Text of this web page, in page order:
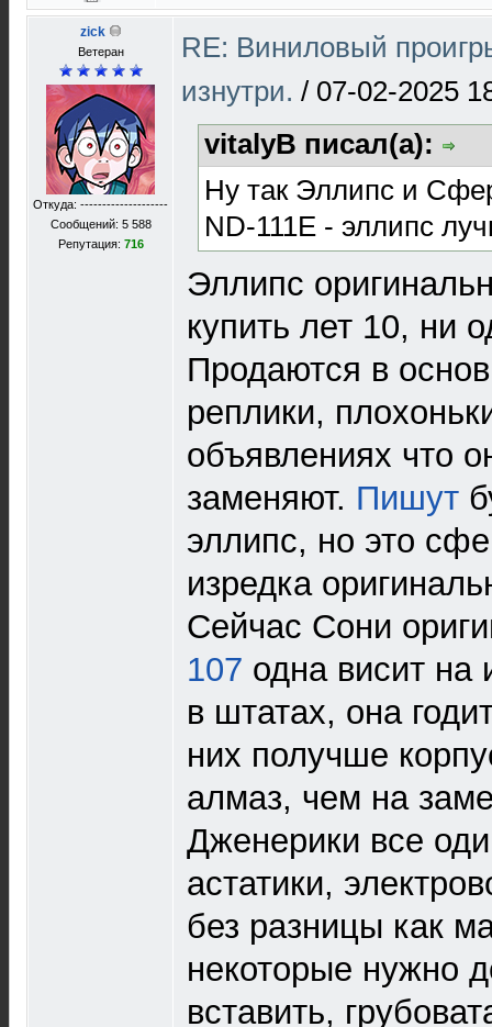
zick
Ветеран
Откуда: --------------------
Сообщений: 5 588
Репутация: 716
RE: Виниловый
изнутри. / 07-02-2025
vitalyB писал(а):
Ну так Эллипс и
ND-111E - эллипс
Эллипс
купить лет 10, ни
Продаются в
реплики,
объявлениях что
заменяют. Пишут
эллипс, но это
изредка
Сейчас Сони
107 одна висит на
в штатах, она
них получше
алмаз, чем на
Дженерики все
астатики,
без разницы как
некоторые нужно
вставить,